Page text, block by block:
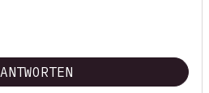
ANTWORTEN